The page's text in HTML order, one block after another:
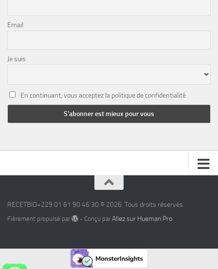
Email
Je suis
En continuant, vous acceptez la politique de confidentialité
RECETBIO+229 01 61 90 46 30 © 2026. Tous droits réservés.
Fièrement propulsé par - Conçu par Allez sur Hueman Pro